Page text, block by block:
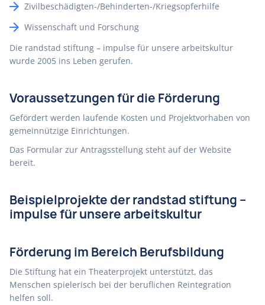
Zivilbeschädigten-/Behinderten-/Kriegsopferhilfe
Wissenschaft und Forschung
Die randstad stiftung – impulse für unsere arbeitskultur
wurde 2005 ins Leben gerufen.
Voraussetzungen für die Förderung
Gefördert werden laufende Kosten und Projektvorhaben von
gemeinnützige Einrichtungen.
Das Formular zur Antragsstellung steht auf der Website
bereit.
Beispielprojekte der randstad stiftung –
impulse für unsere arbeitskultur
Förderung im Bereich Berufsbildung
Die Stiftung hat ein Theaterprojekt unterstützt, das
Menschen spielerisch bei der beruflichen Reintegration
helfen soll.